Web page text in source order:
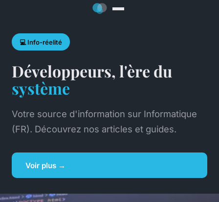
💻 Info-réelité
Développeurs, l'ère du
système
Votre source d'information sur Informatique
(FR). Découvrez nos articles et guides.
Voir plus →